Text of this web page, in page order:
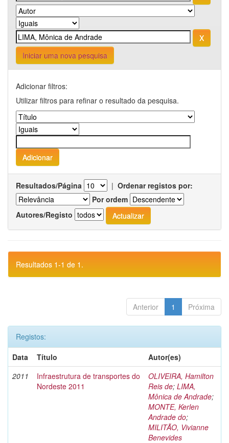
Iniciar uma nova pesquisa
Adicionar filtros:
Utilizar filtros para refinar o resultado da pesquisa.
Resultados/Página | Ordenar registos por:
Por ordem
Autores/Registo
Resultados 1-1 de 1.
Anterior 1 Próxima
Registos:
Data
Título
Autor(es)
2011
Infraestrutura de transportes do
Nordeste 2011
OLIVEIRA, Hamilton
Reis de; LIMA,
Mônica de Andrade;
MONTE, Kerlen
Andrade do;
MILITÃO, Vivianne
Benevides